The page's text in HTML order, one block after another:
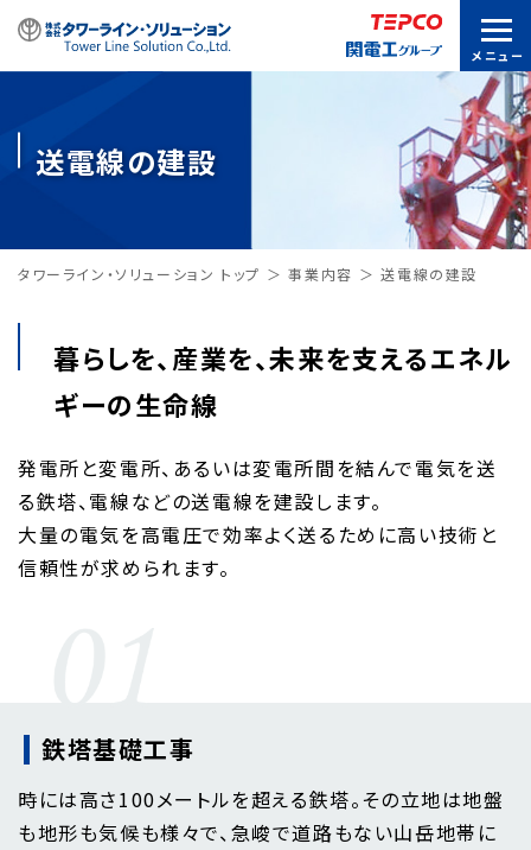
送電線の建設
タワーライン・ソリューション トップ 事業内容 送電線の建設
暮らしを、産業を、未来を支えるエネル
ギーの生命線
発電所と変電所、あるいは変電所間を結んで電気を送
る鉄塔、電線などの送電線を建設します。
大量の電気を高電圧で効率よく送るために高い技術と
信頼性が求められます。
鉄塔基礎工事
時には高さ100メートルを超える鉄塔。その立地は地盤
も地形も気候も様々で、急峻で道路もない山岳地帯に